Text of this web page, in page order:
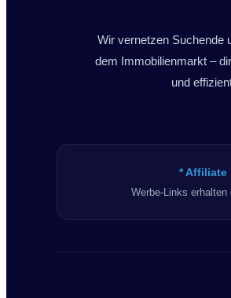
Wir vernetzen Suchende
dem Immobilienmarkt –
und
* Affiliate
Werbe-Links